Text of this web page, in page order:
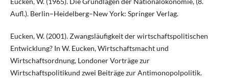
Aufl.). Berlin–Heidelberg–New York: Springer Verlag.
Eucken, W. (2001). Zwangsläufigkeit der wirtschaftspolitischen
Entwicklung? In W. Eucken, Wirtschaftsmacht und
Wirtschaftsordnung, Londoner Vorträge zur
Wirtschaftspolitikund zwei Beiträge zur Antimonopolpolitik.